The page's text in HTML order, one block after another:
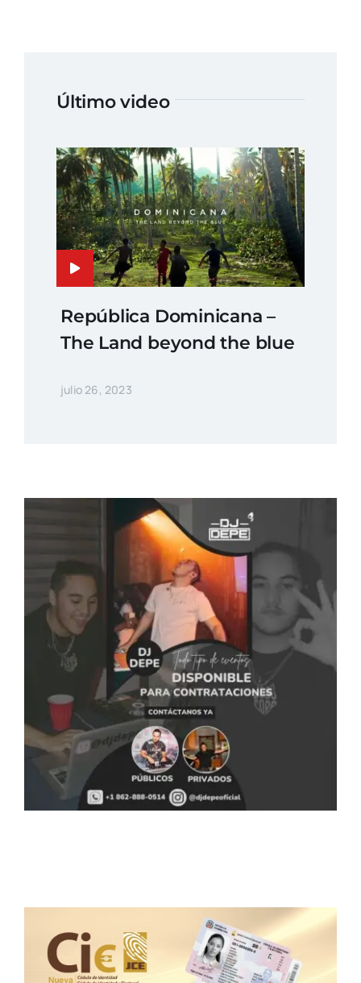
Último video
República Dominicana –
The Land beyond the blue
julio 26, 2023